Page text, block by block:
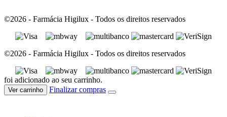
©2026 - Farmácia Higilux - Todos os direitos reservados
©2026 - Farmácia Higilux - Todos os direitos reservados
foi adicionado ao seu carrinho.
Ver carrinho Finalizar compras